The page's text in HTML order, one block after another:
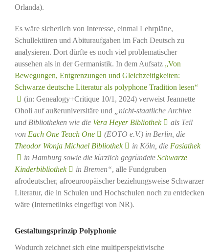
Orlanda).
Es wäre sicherlich von Interesse, einmal Lehrpläne,
Schullektüren und Abituraufgaben im Fach Deutsch zu
analysieren. Dort dürfte es noch viel problematischer
aussehen als in der Germanistik. In dem Aufsatz „Von
Bewegungen, Entgrenzungen und Gleichzeitigkeiten:
Schwarze deutsche Literatur als polyphone Tradition lesen“
(in: Genealogy+Critique 10/1, 2024) verweist Jeannette
Oholi auf außeruniversitäre und
„nicht-staatliche Archive
und Bibliotheken wie die Vera Heyer Bibliothek
als Teil
von Each One Teach One
(EOTO e.V.) in Berlin, die
Theodor Wonja Michael Bibliothek
in Köln, die Fasiathek
in Hamburg sowie die kürzlich gegründete Schwarze
Kinderbibliothek
in Bremen“, alle Fundgruben
afrodeutscher, afroeuroopäischer beziehungsweise Schwarzer
Literatur, die in Schulen und Hochschulen noch zu entdecken
wäre (Internetlinks eingefügt von NR).
Gestaltungsprinzip Polyphonie
Wodurch zeichnet sich eine multiperspektivische